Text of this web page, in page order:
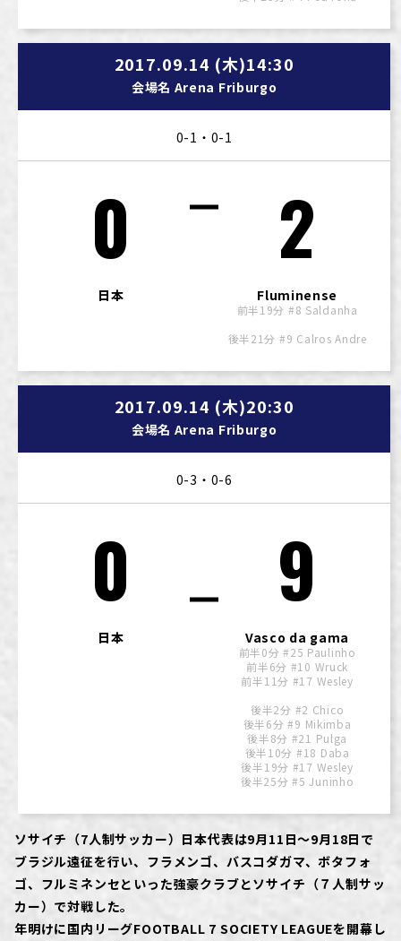
2017.09.14 (木)14:30
会場名 Arena Friburgo
0-1・0-1
0
日本
2
Fluminense
前半19分 #8 Saldanha
後半21分 #9 Calros Andre
2017.09.14 (木)20:30
会場名 Arena Friburgo
0-3・0-6
0
日本
9
Vasco da gama
前半0分 #25 Paulinho
前半6分 #10 Wruck
前半11分 #17 Wesley
後半2分 #2 Chico
後半6分 #9 Mikimba
後半8分 #21 Pulga
後半10分 #18 Daba
後半19分 #17 Wesley
後半25分 #5 Juninho
ソサイチ（7人制サッカー）日本代表は9月11日～9月18日で
ブラジル遠征を行い、フラメンゴ、バスコダガマ、ボタフォ
ゴ、フルミネンセといった強豪クラブとソサイチ（７人制サッ
カー）で対戦した。
年明けに国内リーグFOOTBALL 7 SOCIETY LEAGUEを開幕し